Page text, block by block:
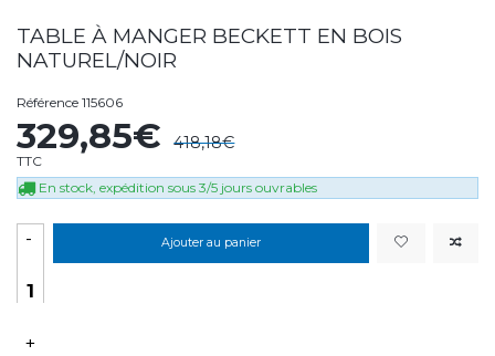
TABLE À MANGER BECKETT EN BOIS
NATUREL/NOIR
Référence 115606
329,85€ 418,18€
TTC
En stock, expédition sous 3/5 jours ouvrables
-
+
Ajouter au panier